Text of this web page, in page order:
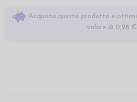
Acquista questo prodotto e ottieni
valore di 0,28 €